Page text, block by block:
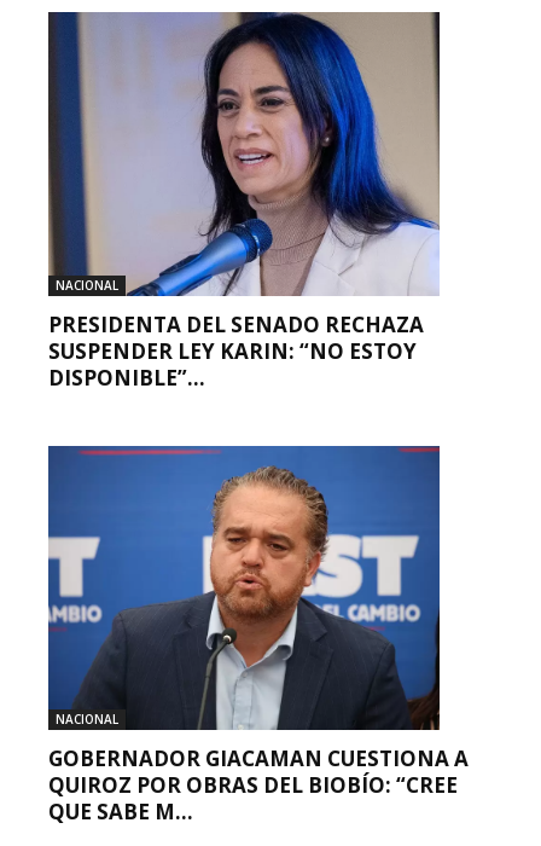
NACIONAL
PRESIDENTA DEL SENADO RECHAZA
SUSPENDER LEY KARIN: “NO ESTOY
DISPONIBLE”...
NACIONAL
GOBERNADOR GIACAMAN CUESTIONA A
QUIROZ POR OBRAS DEL BIOBÍO: “CREE
QUE SABE M...